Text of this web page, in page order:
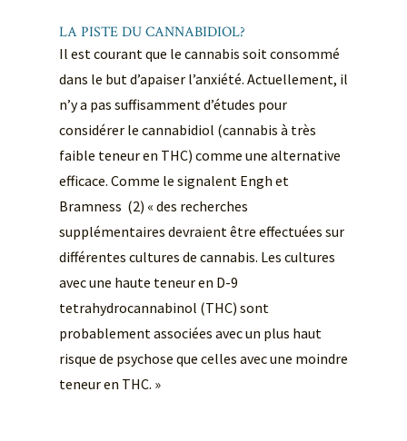
LA PISTE DU CANNABIDIOL?
Il est courant que le cannabis soit consommé
dans le but d’apaiser l’anxiété. Actuellement, il
n’y a pas suffisamment d’études pour
considérer le cannabidiol (cannabis à très
faible teneur en THC) comme une alternative
efficace. Comme le signalent Engh et
Bramness (2) « des recherches
supplémentaires devraient être effectuées sur
différentes cultures de cannabis. Les cultures
avec une haute teneur en D-9
tetrahydrocannabinol (THC) sont
probablement associées avec un plus haut
risque de psychose que celles avec une moindre
teneur en THC. »